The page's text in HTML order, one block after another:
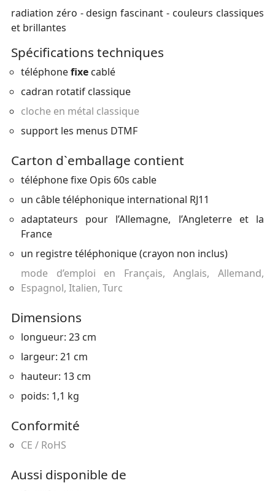
radiation zéro - design fascinant - couleurs classiques
et brillantes
Spécifications techniques
téléphonefixecablé
cadran rotatif classique
cloche en métal classique
support les menus DTMF
Carton d`emballage contient
téléphone fixe Opis 60s cable
un câble téléphonique international RJ11
adaptateurs pour l’Allemagne, l’Angleterre et la
France
un registre téléphonique (crayon non inclus)
mode d’emploi en Français, Anglais, Allemand,
Espagnol, Italien, Turc
Dimensions
longueur: 23 cm
largeur: 21 cm
hauteur: 13 cm
poids: 1,1 kg
Conformité
CE / RoHS
Aussi disponible de